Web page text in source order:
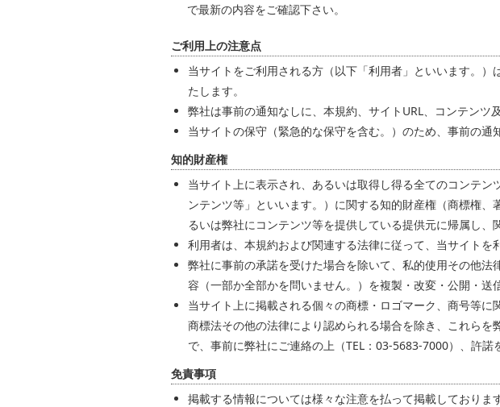
で最新の内容をご確認下さい。
ご利用上の注意点
当サイトをご利用される方（以下「利用者」といいます。
たします。
弊社は事前の通知なしに、本規約、サイトURL、コンテンツ
当サイトの保守（緊急的な保守を含む。）のため、事前の通
知的財産権
当サイト上に表示され、あるいは取得し得る全てのコンテ
ンテンツ等」といいます。）に関する知的財産権（商標権
るいは弊社にコンテンツ等を提供している提供元に帰属し、
利用者は、本規約および関連する法律に従って、当サイトを
弊社に事前の承諾を受けた場合を除いて、私的使用その他
容（一部か全部かを問いません。）を複製・改変・公開・送
当サイト上に掲載される個々の商標・ロゴマーク、商号等に
商標法その他の法律により認められる場合を除き、これら
で、事前に弊社にご連絡の上（TEL：03-5683-7000）、許諾
免責事項
掲載する情報については様々な注意を払って掲載しており